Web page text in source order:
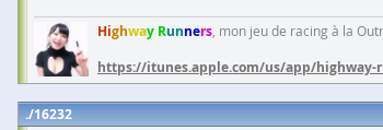
Highway Runners , mon jeu de racing à la
https://itunes.apple.com/us/app/highway-
16232